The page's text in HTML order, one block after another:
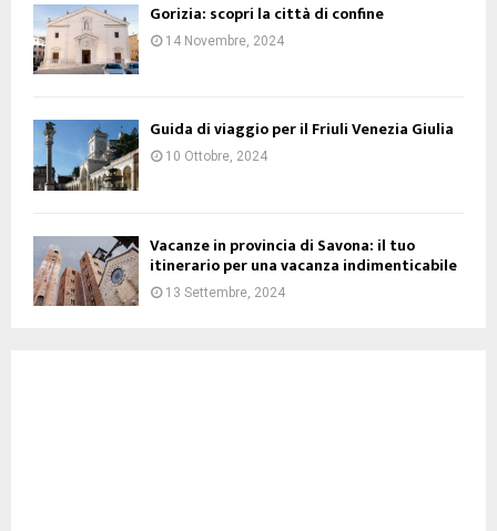
Gorizia: scopri la città di confine
14 Novembre, 2024
Guida di viaggio per il Friuli Venezia Giulia
10 Ottobre, 2024
Vacanze in provincia di Savona: il tuo
itinerario per una vacanza indimenticabile
13 Settembre, 2024